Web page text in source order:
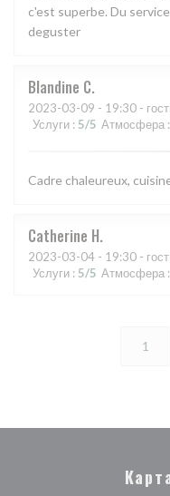
c'est superbe. Du
deguster
Blandine C
2023-03-09 - 19:30 -
Услуги : 5/5 Атмосфера :
Cadre chaleureux,
Catherine H
2023-03-04 - 19:30 -
Услуги : 5/5 Атмосфера :
1